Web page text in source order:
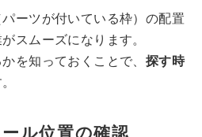
ーツが付いている枠）の配置
スムーズになります。
を知っておくことで、 探す時
ル位置の確認